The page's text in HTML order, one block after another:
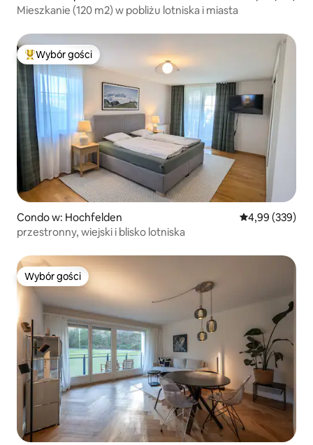
Mieszkanie (120 m2) w pobliżu lotniska i miasta
Najpopularniejsze z kategorii Wybór gości
Wybór gości
Condo w: Hochfelden Średnia
4,99 (339)
przestronny, wiejski i blisko lotniska
Wybór gości
Wybór gości